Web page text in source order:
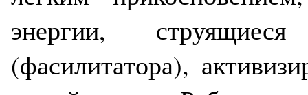
энергии,
(фасилитатора),